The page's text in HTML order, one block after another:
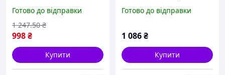
Готово до відправки
998₴
1 247.50 ₴
Купити
1500Вт, Електрична плита
EQ-47
Готово до відправки
1 086₴
Купити